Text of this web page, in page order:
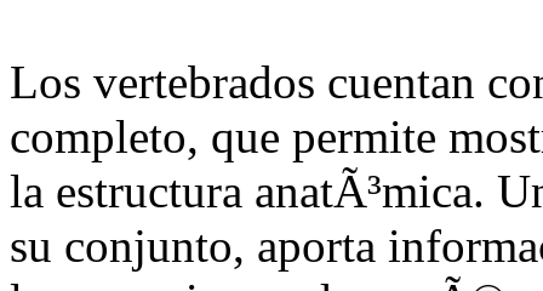
Los vertebrados cuentan
completo, que permite
la estructura anatÃ³mica.
su conjunto, aporta